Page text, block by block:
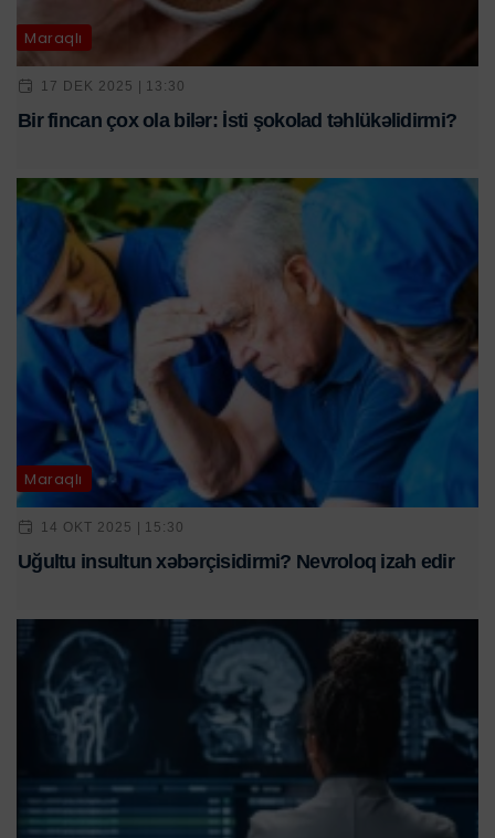
Maraqlı
17 DEK 2025 | 13:30
Bir fincan çox ola bilər: İsti şokolad təhlükəlidirmi?
Maraqlı
14 OKT 2025 | 15:30
Uğultu insultun xəbərçisidirmi? Nevroloq izah edir